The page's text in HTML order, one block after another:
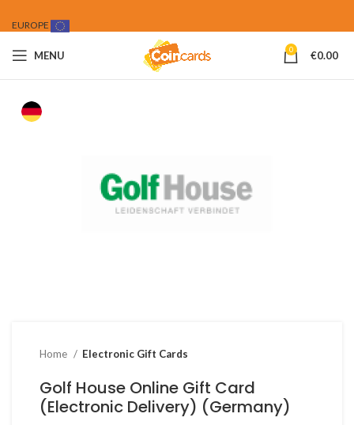
EUROPE
MENU 0 €0.00
Home Electronic Gift Cards
Golf House Online Gift Card
(Electronic Delivery) (Germany)